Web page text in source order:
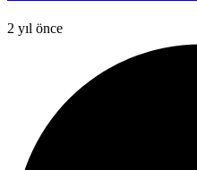
2 yıl önce